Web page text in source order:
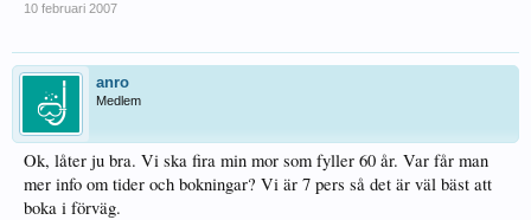
10 februari 2007
anro
Medlem
Ok, låter ju bra. Vi ska fira min mor som fyller 60 år. Var får man
mer info om tider och bokningar? Vi är 7 pers så det är väl bäst att
boka i förväg.